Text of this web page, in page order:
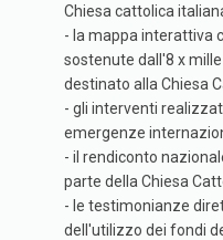
Chiesa cattolica
- la mappa interattiva
sostenute dall'8 x
destinato alla Chiesa
- gli interventi
emergenze
- il rendiconto
parte della Chiesa
- le testimonianze
dell'utilizzo dei fondi